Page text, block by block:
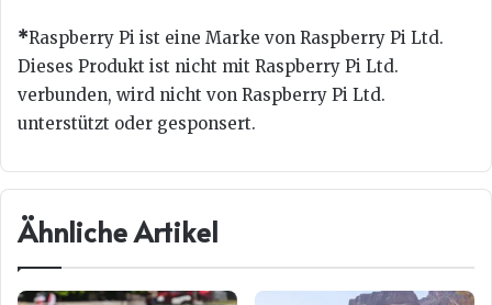
*Raspberry Pi ist eine Marke von Raspberry Pi Ltd.
Dieses Produkt ist nicht mit Raspberry Pi Ltd.
verbunden, wird nicht von Raspberry Pi Ltd.
unterstützt oder gesponsert.
Ähnliche Artikel